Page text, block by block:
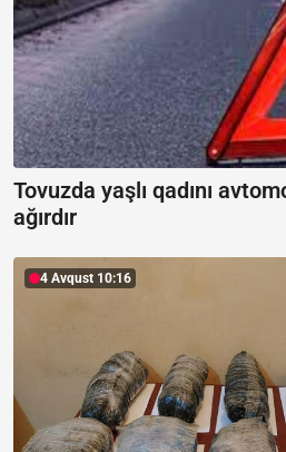
Tovuzda yaşlı qadını
ağırdır
4 Avqust 10:16